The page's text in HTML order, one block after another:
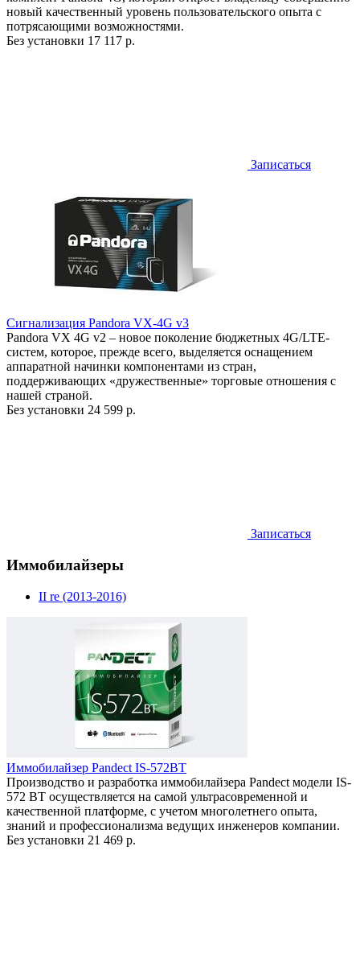
новый качественный уровень пользовательского опыта с
потрясающими возможностями.
Без установки 17 117 р.
Записаться
Сигнализация Pandora VX-4G v3
Pandora VX 4G v2 – новое поколение бюджетных 4G/LTE-
систем, которое, прежде всего, выделяется оснащением
аппаратной начинки компонентами из стран,
поддерживающих «дружественные» торговые отношения с
нашей страной.
Без установки 24 599 р.
Записаться
Иммобилайзеры
II re (2013-2016)
Иммобилайзер Pandect IS-572BT
Производство и разработка иммобилайзера Pandect модели IS-
572 BT осуществляется на самой ультрасовременной и
качественной платформе, с учетом многолетнего опыта,
знаний и профессионализма ведущих инженеров компании.
Без установки 21 469 р.